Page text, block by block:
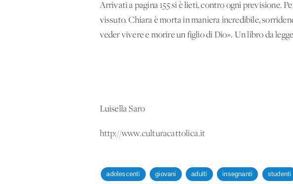
Arrivati a pagina 155 si è lieti, contro ogni previsione.
vissuto. Chiara è morta in maniera incredibile,
veder vivere e morire un figlio di Dio». Un libro da
Luisella Saro
http://www.culturacattolica.it
adolescenti giovani adulti insegnanti studenti